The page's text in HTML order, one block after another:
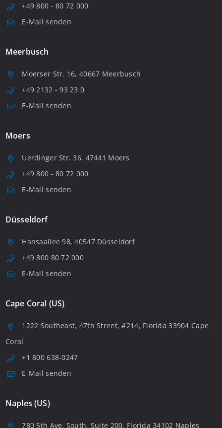
+49 800 - 80 72 000
E-Mail senden
Meerbusch
Moerser Str. 16, 40667 Meerbusch
+49 2132 - 93 23 0
E-Mail senden
Moers
Uerdinger Str. 36, 47441 Moers
+49 800 - 80 72 000
E-Mail senden
Düsseldorf
Hansaallee 98, 40547 Düsseldorf
+49 800 80 72 000
E-Mail senden
Cape Coral (US)
1222 Southeast, 47th Street, #214, Florida 33904 Cape
Coral
+1 800 638-0247
E-Mail senden
Naples (US)
780 5th Ave. South, Suite 200, Florida 34102 Naples